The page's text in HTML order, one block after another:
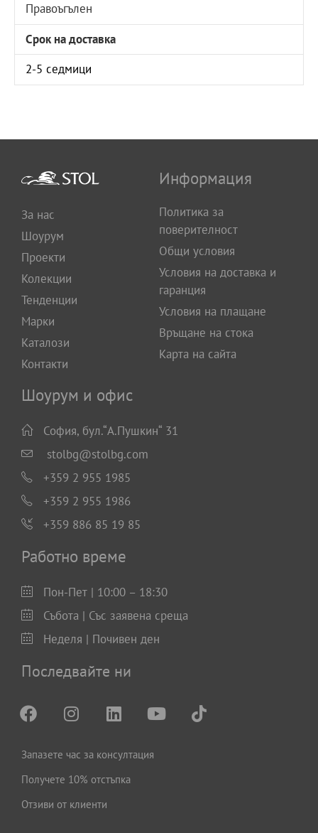
Правоъгълен
Срок на доставка
2-5 седмици
За нас
Шоурум
Проекти
Колекции
Тенденции
Марки
Каталози
Контакти
Информация
Политика за
поверителност
Общи условия
Условия на доставка и
гаранция
Условия на плащане
Връщане на стока
Карта на сайта
Шоурум и офис
София, бул.“А.Пушкин“ 31
stolbg@stolbg.com
+359 2 955 1985
+359 2 955 1986
+359 886 85 19 85
Работно време
Пон-Пет | 10:00 – 18:30
Събота | Със заявена среща
Неделя | Почивен ден
Последвайте ни
Запазете час за консултация
Получете 10% отстъпка
Отзиви от клиенти